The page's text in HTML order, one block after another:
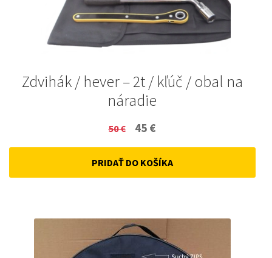
Zdvihák / hever – 2t / kľúč / obal na
náradie
50€
Original
price
was:
45 €
price
is:
PRIDAŤ DO KOŠÍKA